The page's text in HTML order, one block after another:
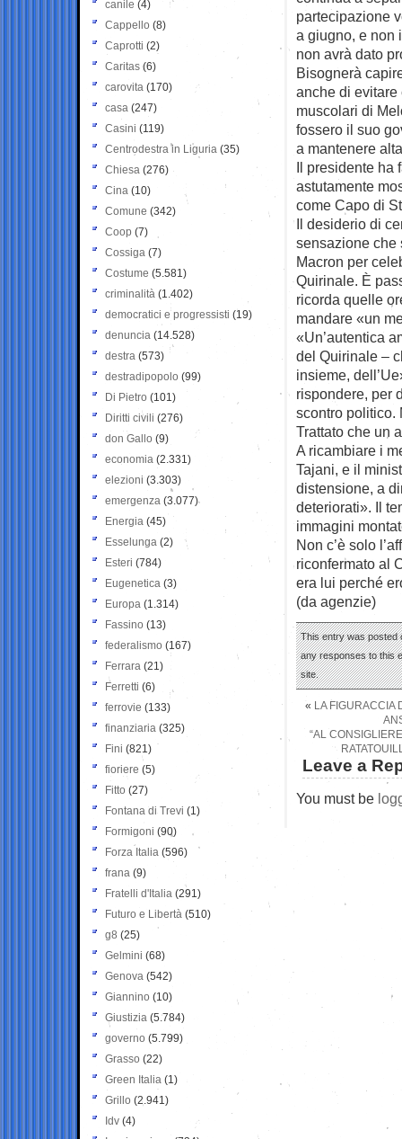
partecipazione
a giugno, e non
non avrà dato
Bisognerà
anche di evitare
muscolari di
fossero il suo
a mantenere
Il presidente ha
astutamente
come Capo di
Il desiderio di
sensazione che
Macron per
Quirinale. È
ricorda quelle
mandare «un
«Un’autentica
del Quirinale –
insieme,
rispondere, per
scontro politico.
Trattato che un
A ricambiare i
Tajani, e il
distensione, a
deteriorati». Il
immagini
Non c’è solo
riconfermato al
era lui perché
(da agenzie)
This entry was posted
any responses to this
site.
« LA FIGURACCIA
“AL
Leave a
You must be
canile (4)
Cappello (8)
Caprotti (2)
Caritas (6)
carovita (170)
casa (247)
Casini (119)
Centrodestra in Liguria (35)
Chiesa (276)
Cina (10)
Comune (342)
Coop (7)
Cossiga (7)
Costume (5.581)
criminalità (1.402)
democratici e progressisti (19)
denuncia (14.528)
destra (573)
destradipopolo (99)
Di Pietro (101)
Diritti civili (276)
don Gallo (9)
economia (2.331)
elezioni (3.303)
emergenza (3.077)
Energia (45)
Esselunga (2)
Esteri (784)
Eugenetica (3)
Europa (1.314)
Fassino (13)
federalismo (167)
Ferrara (21)
Ferretti (6)
ferrovie (133)
finanziaria (325)
Fini (821)
fioriere (5)
Fitto (27)
Fontana di Trevi (1)
Formigoni (90)
Forza Italia (596)
frana (9)
Fratelli d'Italia (291)
Futuro e Libertà (510)
g8 (25)
Gelmini (68)
Genova (542)
Giannino (10)
Giustizia (5.784)
governo (5.799)
Grasso (22)
Green Italia (1)
Grillo (2.941)
Idv (4)